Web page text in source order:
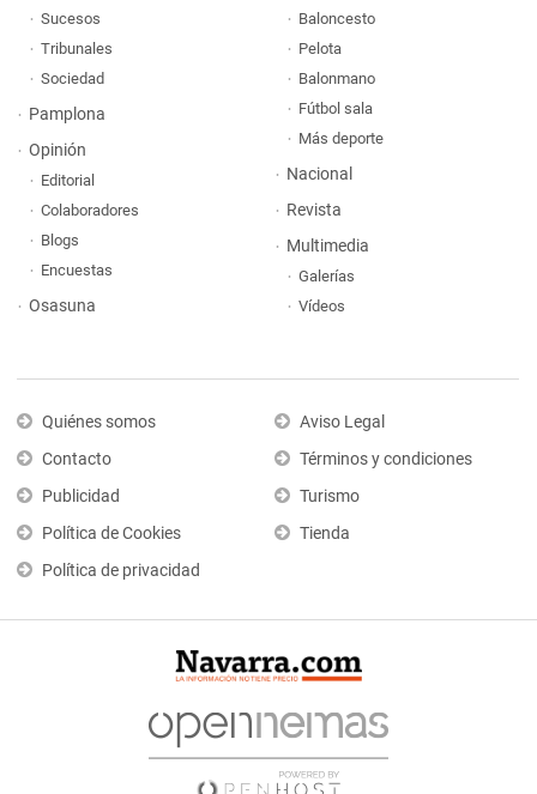
Sucesos
Tribunales
Sociedad
Pamplona
Opinión
Editorial
Colaboradores
Blogs
Encuestas
Osasuna
Baloncesto
Pelota
Balonmano
Fútbol sala
Más deporte
Nacional
Revista
Multimedia
Galerías
Vídeos
Quiénes somos
Contacto
Publicidad
Política de Cookies
Política de privacidad
Aviso Legal
Términos y condiciones
Turismo
Tienda